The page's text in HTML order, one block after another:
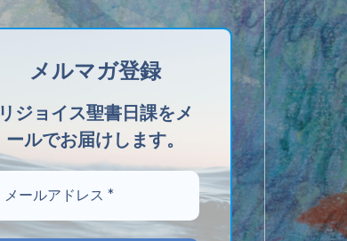
メルマガ登録
リジョイス聖書日課をメ
ールでお届けします。